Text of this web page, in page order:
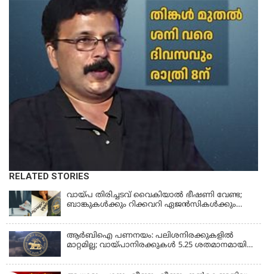
RELATED STORIES
വായ്പ തിരിച്ചടവ് വൈകിയാൽ ഭീഷണി വേണ്ട;
ബാങ്കുകൾക്കും റിക്കവറി ഏജൻസികൾക്കും
ഇഎംഐ മുടങ്ങിയാല്‍ സ്മാര്‍ട്ട് ഫോണ്‍ ലോക്ക്
ആകുമോ? ആര്‍ബിഐയുടെ പുതിയ
നിര്‍ദേശങ്ങള്‍
ആർബിഐ പണനയം: പലിശനിരക്കുകളിൽ
മാറ്റമില്ല; വായ്പാനിരക്കുകൾ 5.25 ശതമാനമായി